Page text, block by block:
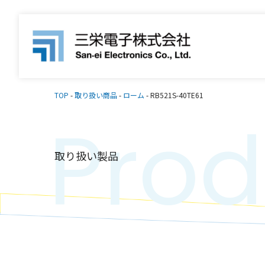
TOP -取り扱い商品- ローム -RB521S-40TE61
取り扱い製品